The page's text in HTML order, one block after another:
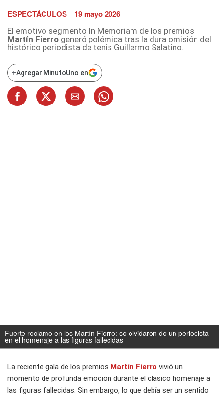
ESPECTÁCULOS 19 mayo 2026
El emotivo segmento In Memoriam de los premios
Martín Fierro generó polémica tras la dura omisión del
histórico periodista de tenis Guillermo Salatino.
+Agregar MinutoUno en
Fuerte reclamo en los Martín Fierro: se olvidaron de un periodista
en el homenaje a las figuras fallecidas
La reciente gala de los premios Martín Fierro vivió un
momento de profunda emoción durante el clásico homenaje a
las figuras fallecidas. Sin embargo, lo que debía ser un sentido